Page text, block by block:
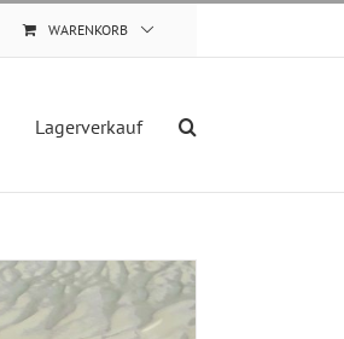
WARENKORB
Lagerverkauf